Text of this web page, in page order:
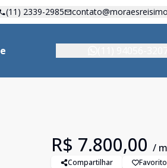
(11) 2339-2985
R$ 7.800,00 /
Compartilhar Favorito